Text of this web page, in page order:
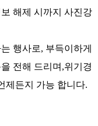
해제 시까지 사진강
행사로, 부득이하게
전해 드리며,위기경
제든지 가능 합니다.